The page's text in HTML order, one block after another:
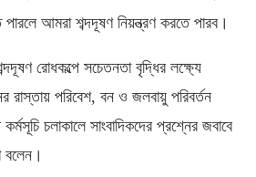
আমরা শব্দদূষণ নিয়ন্ত্রণ করতে পারব।
রোধকল্পে সচেতনতা বৃদ্ধির লক্ষ্যে
রাস্তায় পরিবেশ, বন ও জলবায়ু পরিবর্তন
চলাকালে সাংবাদিকদের প্রশ্নের জবাবে
বলেন।